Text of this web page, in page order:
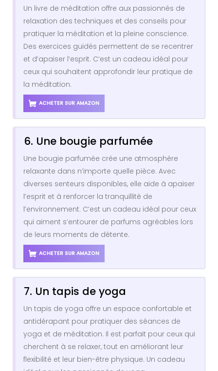
Un livre de méditation offre aux passionnés de
relaxation des techniques et des conseils pour
pratiquer la méditation et la pleine conscience.
Des exercices guidés permettent de se recentrer
et d’apaiser l’esprit. C’est un cadeau idéal pour
ceux qui souhaitent approfondir leur pratique de
la méditation.
ACHETER SUR AMAZON
6. Une bougie parfumée
Une bougie parfumée crée une atmosphère
relaxante dans n’importe quelle pièce. Avec
diverses senteurs disponibles, elle aide à apaiser
l’esprit et à renforcer la tranquillité de
l’environnement. C’est un cadeau idéal pour ceux
qui aiment s’entourer de parfums agréables lors
de leurs moments de détente.
ACHETER SUR AMAZON
7. Un tapis de yoga
Un tapis de yoga offre un espace confortable et
antidérapant pour pratiquer des séances de
yoga et de méditation. Il est parfait pour ceux qui
cherchent à se relaxer, tout en améliorant leur
flexibilité et leur bien-être physique. Un cadeau